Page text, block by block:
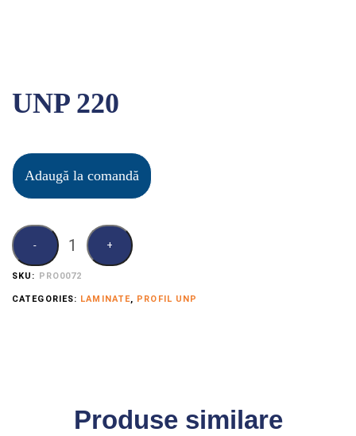
UNP 220
Adaugă la comandă
SKU: PRO0072
CATEGORIES: LAMINATE, PROFIL UNP
Produse similare